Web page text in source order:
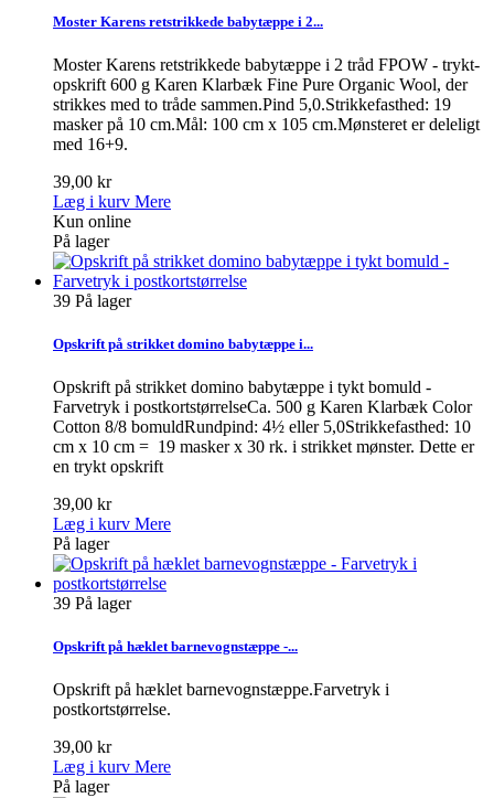
Moster Karens retstrikkede babytæppe i 2...
Moster Karens retstrikkede babytæppe i 2 tråd FPOW - trykt-
opskrift 600 g Karen Klarbæk Fine Pure Organic Wool, der
strikkes med to tråde sammen.Pind 5,0.Strikkefasthed: 19
masker på 10 cm.Mål: 100 cm x 105 cm.Mønsteret er deleligt
med 16+9.
39,00 kr
Læg i kurv Mere
Kun online
På lager
39 På lager
Opskrift på strikket domino babytæppe i...
Opskrift på strikket domino babytæppe i tykt bomuld -
Farvetryk i postkortstørrelseCa. 500 g Karen Klarbæk Color
Cotton 8/8 bomuldRundpind: 4½ eller 5,0Strikkefasthed: 10
cm x 10 cm = 19 masker x 30 rk. i strikket mønster. Dette er
en trykt opskrift
39,00 kr
Læg i kurv Mere
På lager
39 På lager
Opskrift på hæklet barnevognstæppe -...
Opskrift på hæklet barnevognstæppe.Farvetryk i
postkortstørrelse.
39,00 kr
Læg i kurv Mere
På lager